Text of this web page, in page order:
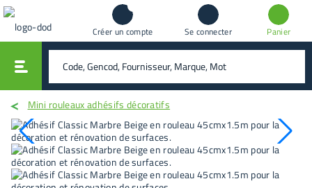
Créer un compte Se connecter Panier
rechercher
Mini rouleaux adhésifs décoratifs